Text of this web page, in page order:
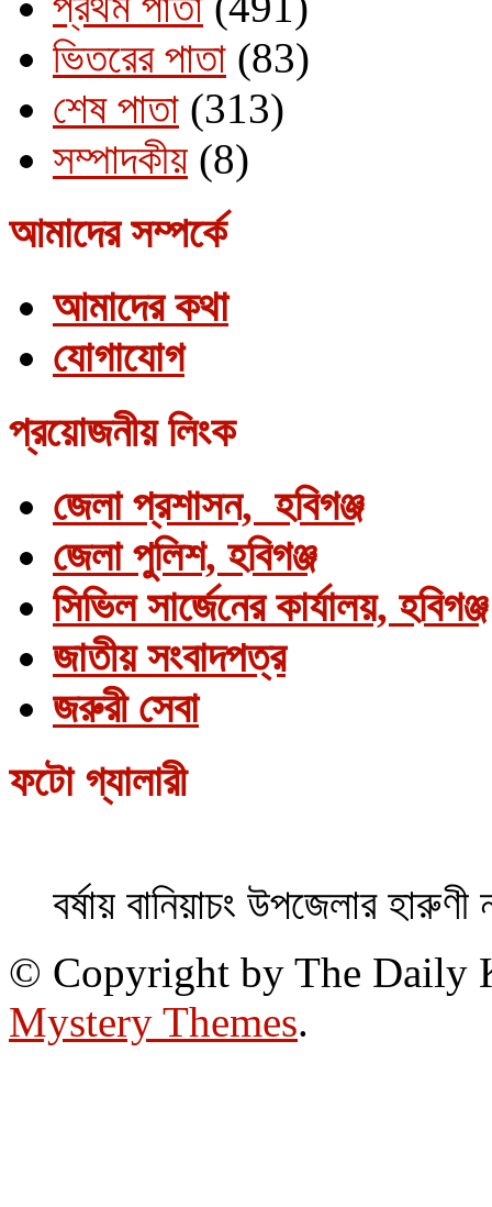
ভিতরের পাতা (83)
শেষ পাতা (313)
সম্পাদকীয় (8)
আমাদের সম্পর্কে
আমাদের কথা
যোগাযোগ
প্রয়োজনীয় লিংক
জেলা প্রশাসন, হবিগঞ্জ
জেলা পুলিশ, হবিগঞ্জ
সিভিল সার্জেনের কার্যালয়, হবিগঞ্জ
জাতীয় সংবাদপত্র
জরুরী সেবা
ফটো গ্যালারী
বর্ষায় বানিয়াচং উপজেলার হারুণী
© Copyright by The Daily
Mystery Themes.